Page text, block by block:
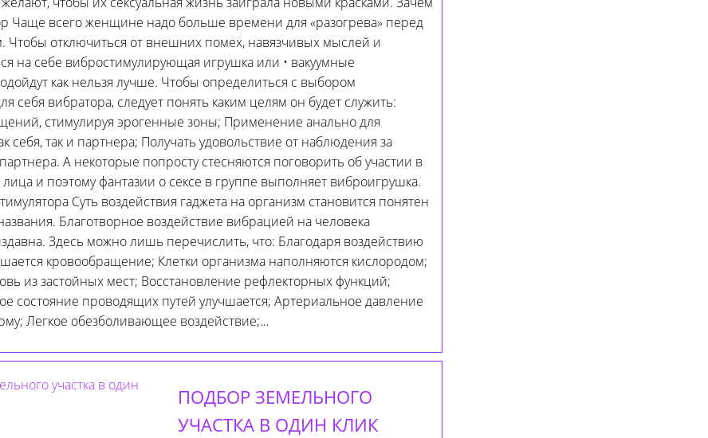
Чаще всего женщине надо больше времени для «разогрева» перед
Чтобы отключиться от внешних помех, навязчивых мыслей и
на себе вибростимулирующая игрушка или • вакуумные
как нельзя лучше. Чтобы определиться с выбором
себя вибратора, следует понять каким целям он будет служить:
стимулируя эрогенные зоны; Применение анально для
себя, так и партнера; Получать удовольствие от наблюдения за
А некоторые попросту стесняются поговорить об участии в
лица и поэтому фантазии о сексе в группе выполняет виброигрушка.
Суть воздействия гаджета на организм становится понятен
Благотворное воздействие вибрацией на человека
Здесь можно лишь перечислить, что: Благодаря воздействию
кровообращение; Клетки организма наполняются кислородом;
из застойных мест; Восстановление рефлекторных функций;
состояние проводящих путей улучшается; Артериальное давление
Легкое обезболивающее воздействие;…
ПОДБОР ЗЕМЕЛЬНОГО
УЧАСТКА В ОДИН КЛИК